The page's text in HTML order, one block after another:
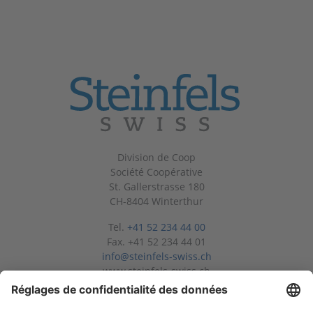
Division de Coop
Société Coopérative
St. Gallerstrasse 180
CH-8404 Winterthur
Tel. +41 52 234 44 00
Fax. +41 52 234 44 01
info@steinfels-swiss.ch
www.steinfels-swiss.ch